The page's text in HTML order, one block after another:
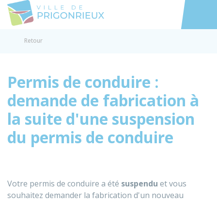
Accéder
Retour
Permis de conduire :
demande de fabrication à
la suite d'une suspension
du permis de conduire
Votre permis de conduire a été suspendu et vous
souhaitez demander la fabrication d'un nouveau